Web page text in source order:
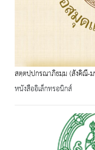
สตฺตปฺปกรณาภิธมฺม (สังคิณี-
หนังสืออิเล็กทรอนิกส์